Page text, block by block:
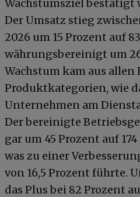
Wachstumsziel bestätigt
Der Umsatz stieg
2026 um 15 Prozent auf
währungsbereinigt um
Wachstum kam aus allen
Produktkategorien, wie
Unternehmen am
Der bereinigte
gar um 45 Prozent auf
was zu einer
von 16,5 Prozent führte.
das Plus bei 82 Prozent